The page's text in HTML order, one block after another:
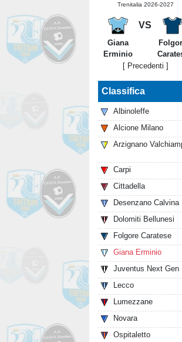
Trenitalia 2026-2027
VS
Giana
Erminio
[ Precedenti ]
Classifica
Albinoleffe
Alcione Milano
Arzignano
Carpi
Cittadella
Desenzano Calvina
Dolomiti Bellunesi
Folgore Caratese
Giana Erminio
Juventus Next Gen
Lecco
Lumezzane
Novara
Ospitaletto